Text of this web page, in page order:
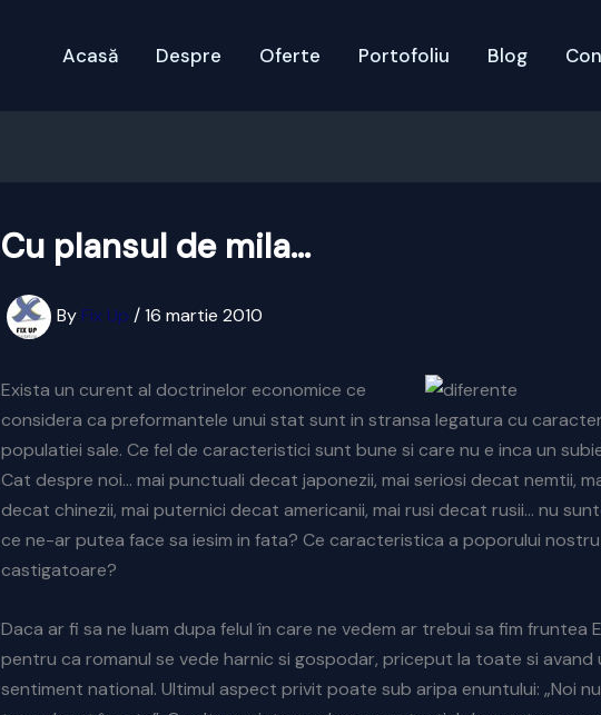
Acasă Despre Oferte Portofoliu Blog
Cu plansul de mila…
By Fix Up /16 martie 2010
Exista un curent al doctrinelor economice ce
considera ca preformantele unui stat sunt in stransa legatura cu
populatiei sale. Ce fel de caracteristici sunt bune si care nu e inca un
Cat despre noi… mai punctuali decat japonezii, mai seriosi decat nemtii,
decat chinezii, mai puternici decat americanii, mai rusi decat rusii… nu
ce ne-ar putea face sa iesim in fata? Ce caracteristica a poporului
castigatoare?
Daca ar fi sa ne luam dupa felul în care ne vedem ar trebui sa fim fruntea
pentru ca romanul se vede harnic si gospodar, priceput la toate si avand
sentiment national. Ultimul aspect privit poate sub aripa enuntului: „Noi